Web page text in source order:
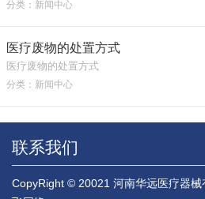
分类：新闻中心
医疗废物的处置方式
医疗废物的处置方式
分类：新闻中心
联系我们
CopyRight © 20021 河南华远医疗器械